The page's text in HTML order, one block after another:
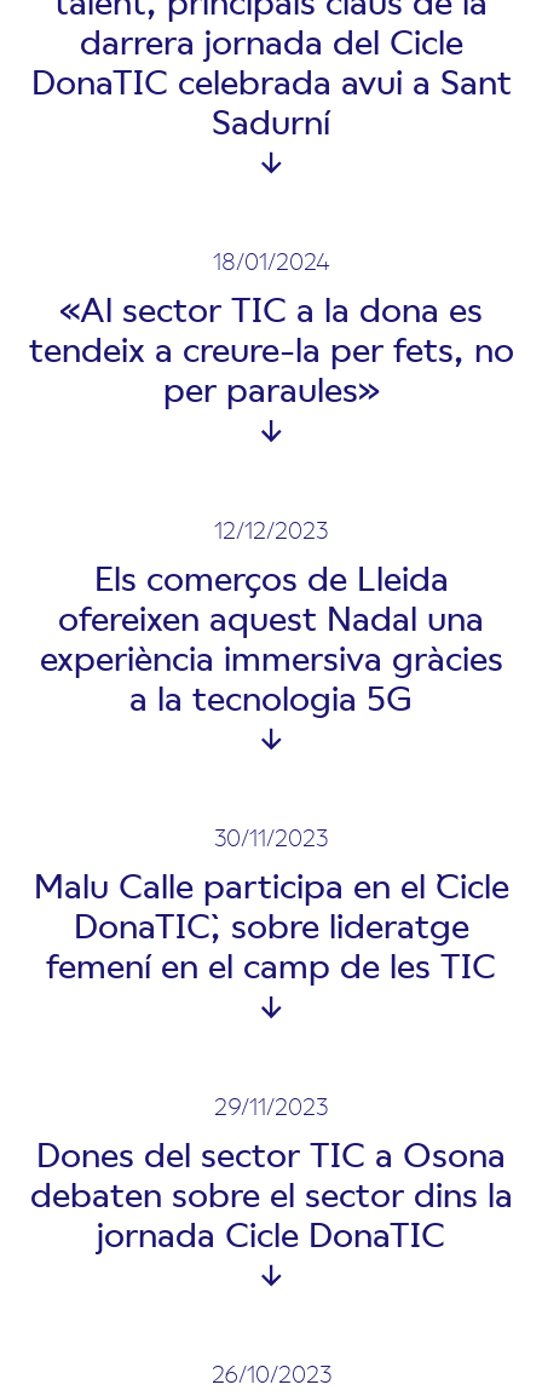
darrera jornada del Cicle
DonaTIC celebrada avui a Sant
Sadurní
18/01/2024
«Al sector TIC a la dona es
tendeix a creure-la per fets, no
per paraules»
12/12/2023
Els comerços de Lleida
ofereixen aquest Nadal una
experiència immersiva gràcies
a la tecnologia 5G
30/11/2023
Malu Calle participa en el ``Cicle
DonaTIC``, sobre lideratge
femení en el camp de les TIC
29/11/2023
Dones del sector TIC a Osona
debaten sobre el sector dins la
jornada Cicle DonaTIC
26/10/2023